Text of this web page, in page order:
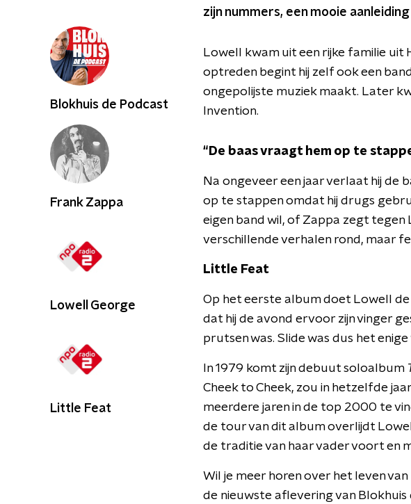
zijn nummers, een mooie
Lowell kwam uit een rijke familie uit
optreden begint hij zelf ook een
ongepolijste muziek maakt. Later
Invention.
“De baas vraagt hem op te
Na ongeveer een jaar verlaat hij de
op te stappen omdat hij drugs
eigen band wil, of Zappa zegt tegen
verschillende verhalen rond, maar
Little Feat
Op het eerste album doet Lowell
dat hij de avond ervoor zijn vinger
prutsen was. Slide was dus het
In 1979 komt zijn debuut soloalbum
Cheek to Cheek, zou in hetzelfde
meerdere jaren in de top 2000 te
de tour van dit album overlijdt
de traditie van haar vader voort en
Wil je meer horen over het leven
de nieuwste aflevering van Blokhuis
Blokhuis de Podcast
Frank Zappa
Lowell George
Little Feat